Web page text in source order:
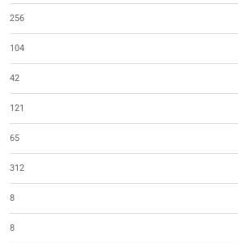
256
104
42
121
65
312
8
8